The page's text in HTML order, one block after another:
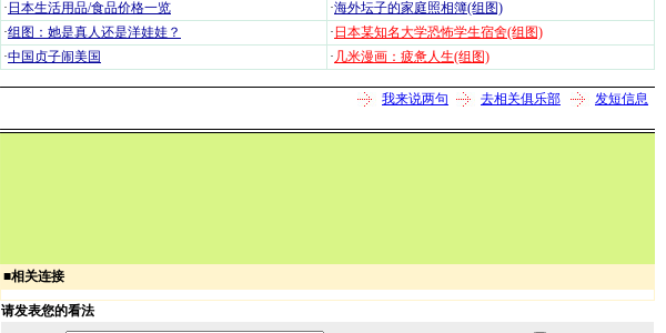
· 日本生活用品/食品价格一览 ·海外坛子的家庭照相簿(组图)
·组图：她是真人还是洋娃娃？ · 日本某知名大学恐怖学生宿舍(组图)
·中国贞子闹美国 · 几米漫画：疲惫人生(组图)
我来说两句 去相关俱乐部 发短信息
■相关连接
请发表您的看法